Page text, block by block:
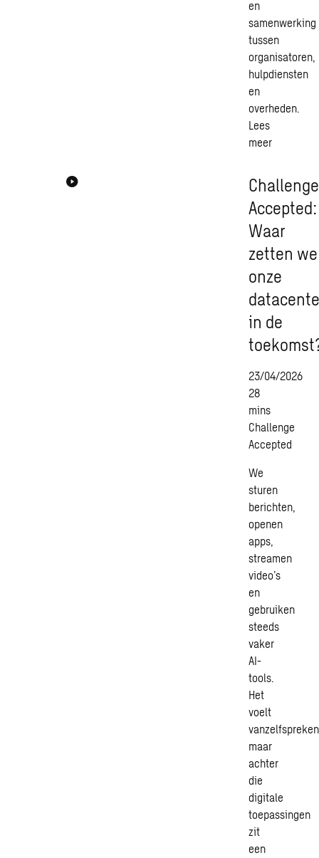
en
samenwerking
tussen
organisatoren,
hulpdiensten
en
overheden.
Lees
meer
Challenge
Accepted:
Waar
zetten we
onze
in de
23/04/2026
28
mins
Challenge
Accepted
We
sturen
berichten,
openen
apps,
streamen
video’s
en
gebruiken
steeds
vaker
AI-
tools.
Het
voelt
maar
achter
die
digitale
toepassingen
zit
een